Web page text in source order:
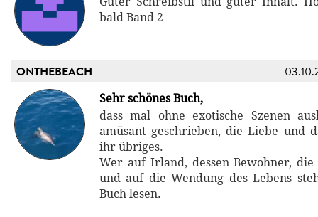
bald Band 2
ONTHEBEACH
Sehr schönes Buch,
dass mal ohne exotische Szenen
amüsant geschrieben, die Liebe und
ihr übriges.
Wer auf Irland, dessen Bewohner,
und auf die Wendung des Lebens
Buch lesen.